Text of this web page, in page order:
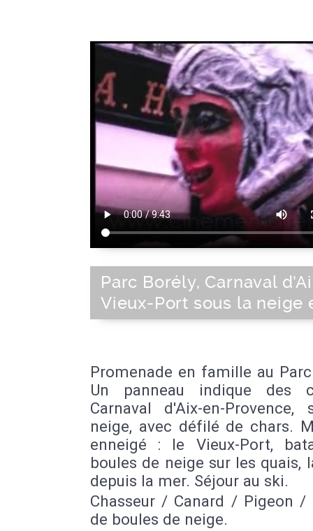
Parc Borély, Carnaval
Vieux-Port sous la neige
Promenade en famille au
Un panneau indique des
Carnaval d'Aix-en-Provence,
neige, avec défilé de chars.
enneigé : le Vieux-Port,
boules de neige sur les quais,
depuis la mer. Séjour au ski.
Chasseur / Canard / Pigeon /
de boules de neige.